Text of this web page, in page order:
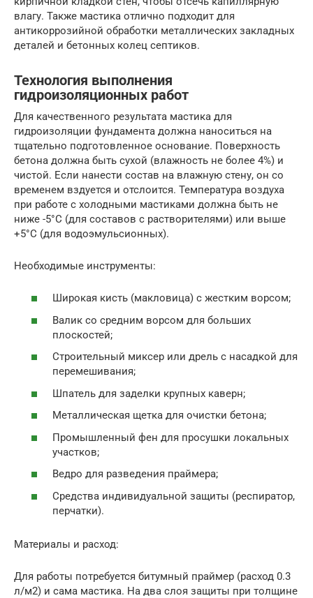
влагу. Также мастика отлично подходит для
антикоррозийной обработки металлических закладных
деталей и бетонных колец септиков.
Технология выполнения
гидроизоляционных работ
Для качественного результата мастика для
гидроизоляции фундамента должна наноситься на
тщательно подготовленное основание. Поверхность
бетона должна быть сухой (влажность не более 4%) и
чистой. Если нанести состав на влажную стену, он со
временем вздуется и отслоится. Температура воздуха
при работе с холодными мастиками должна быть не
ниже -5°C (для составов с растворителями) или выше
+5°C (для водоэмульсионных).
Необходимые инструменты:
Широкая кисть (макловица) с жестким ворсом;
Валик со средним ворсом для больших
плоскостей;
Строительный миксер или дрель с насадкой для
перемешивания;
Шпатель для заделки крупных каверн;
Металлическая щетка для очистки бетона;
Промышленный фен для просушки локальных
участков;
Ведро для разведения праймера;
Средства индивидуальной защиты (респиратор,
перчатки).
Материалы и расход:
Для работы потребуется битумный праймер (расход 0.3
л/м2) и сама мастика. На два слоя защиты при толщине